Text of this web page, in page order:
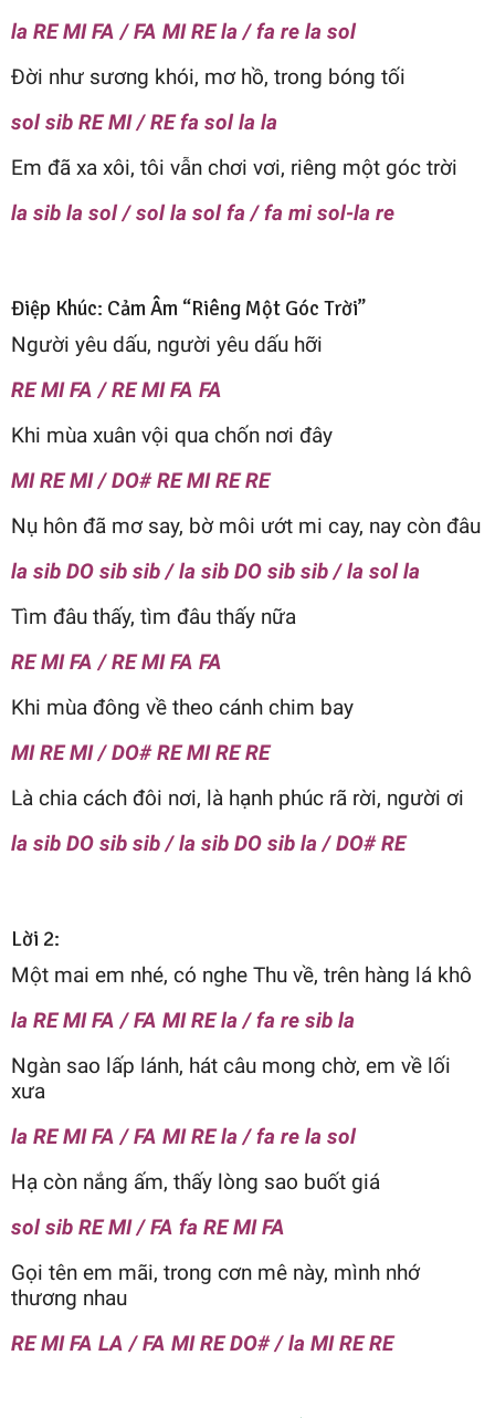
la RE MI FA / FA MI RE la / fa re la sol
Đời như sương khói, mơ hồ, trong bóng tối
sol sib RE MI / RE fa sol la la
Em đã xa xôi, tôi vẫn chơi vơi, riêng một góc trời
la sib la sol / sol la sol fa / fa mi sol-la re
Điệp Khúc: Cảm Âm “Riêng Một Góc Trời”
Người yêu dấu, người yêu dấu hỡi
RE MI FA / RE MI FA FA
Khi mùa xuân vội qua chốn nơi đây
MI RE MI / DO# RE MI RE RE
Nụ hôn đã mơ say, bờ môi ướt mi cay, nay còn đâu
la sib DO sib sib / la sib DO sib sib / la sol la
Tìm đâu thấy, tìm đâu thấy nữa
RE MI FA / RE MI FA FA
Khi mùa đông về theo cánh chim bay
MI RE MI / DO# RE MI RE RE
Là chia cách đôi nơi, là hạnh phúc rã rời, người ơi
la sib DO sib sib / la sib DO sib la / DO# RE
Lời 2:
Một mai em nhé, có nghe Thu về, trên hàng lá khô
la RE MI FA / FA MI RE la / fa re sib la
Ngàn sao lấp lánh, hát câu mong chờ, em về lối
xưa
la RE MI FA / FA MI RE la / fa re la sol
Hạ còn nắng ấm, thấy lòng sao buốt giá
sol sib RE MI / FA fa RE MI FA
Gọi tên em mãi, trong cơn mê này, mình nhớ
thương nhau
RE MI FA LA / FA MI RE DO# / la MI RE RE